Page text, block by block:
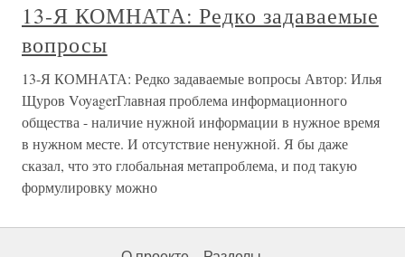
13-Я КОМНАТА: Редко задаваемые
вопросы
13-Я КОМНАТА: Редко задаваемые вопросы Автор: Илья
Щуров VoyagerГлавная проблема информационного
общества - наличие нужной информации в нужное время
в нужном месте. И отсутствие ненужной. Я бы даже
сказал, что это глобальная метапроблема, и под такую
формулировку можно